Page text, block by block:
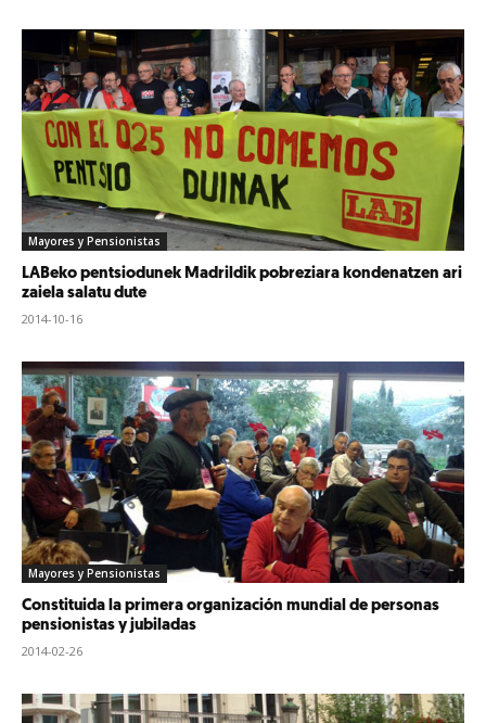
Mayores y Pensionistas
LABeko pentsiodunek Madrildik pobreziara kondenatzen ari
zaiela salatu dute
2014-10-16
Mayores y Pensionistas
Constituida la primera organización mundial de personas
pensionistas y jubiladas
2014-02-26